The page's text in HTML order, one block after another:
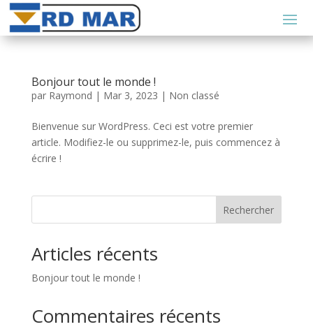
Bonjour tout le monde !
par Raymond | Mar 3, 2023 | Non classé
Bienvenue sur WordPress. Ceci est votre premier
article. Modifiez-le ou supprimez-le, puis commencez à
écrire !
Rechercher
Articles récents
Bonjour tout le monde !
Commentaires récents